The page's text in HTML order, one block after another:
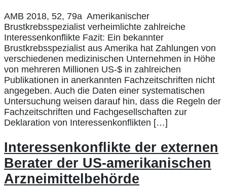
AMB 2018, 52, 79a Amerikanischer
Brustkrebsspezialist verheimlichte zahlreiche
Interessenkonflikte Fazit: Ein bekannter
Brustkrebsspezialist aus Amerika hat Zahlungen von
verschiedenen medizinischen Unternehmen in Höhe
von mehreren Millionen US-$ in zahlreichen
Publikationen in anerkannten Fachzeitschriften nicht
angegeben. Auch die Daten einer systematischen
Untersuchung weisen darauf hin, dass die Regeln der
Fachzeitschriften und Fachgesellschaften zur
Deklaration von Interessenkonflikten […]
Interessenkonflikte der externen
Berater der US-amerikanischen
Arzneimittelbehörde